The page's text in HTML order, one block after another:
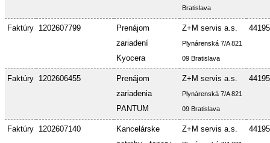
Bratislava
Faktúry 1202607799
Prenájom
zariadení
Kyocera
Z+M servis a.s.
Plynárenská 7/A 821
09 Bratislava
Faktúry 1202606455
Prenájom
zariadenia
PANTUM
Z+M servis a.s.
Plynárenská 7/A 821
09 Bratislava
Faktúry 1202607140
Kancelárske
Z+M servis a.s.